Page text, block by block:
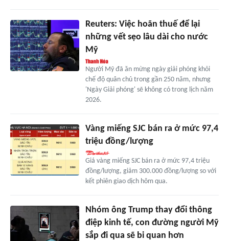
Reuters: Việc hoãn thuế để lại
những vết sẹo lâu dài cho nước
Mỹ
Người Mỹ đã ăn mừng ngày giải phóng khỏi
chế độ quân chủ trong gần 250 năm, nhưng
'Ngày Giải phóng' sẽ không có trong lịch năm
2026.
Vàng miếng SJC bán ra ở mức 97,4
triệu đồng/lượng
Giá vàng miếng SJC bán ra ở mức 97,4 triệu
đồng/lượng, giảm 300.000 đồng/lượng so với
kết phiên giao dịch hôm qua.
Nhóm ông Trump thay đổi thông
điệp kinh tế, con đường người Mỹ
sắp đi qua sẽ bi quan hơn